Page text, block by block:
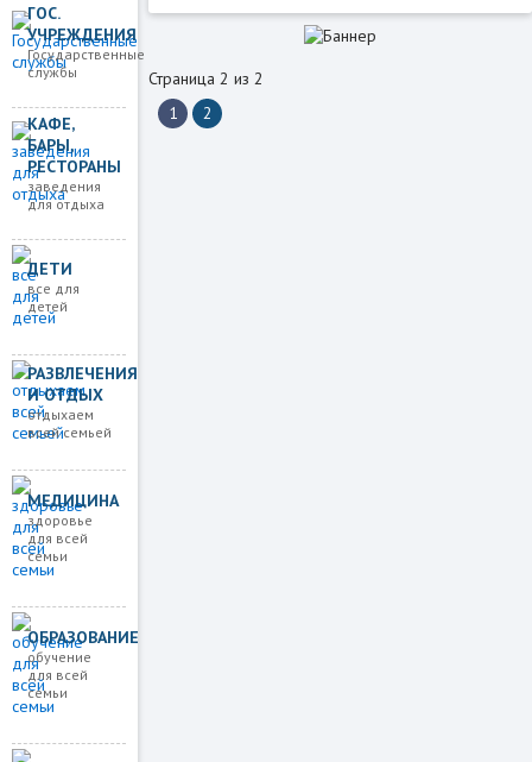
ГОС.
УЧРЕЖДЕНИЯ
Государственные
службы
КАФЕ,
БАРЫ,
РЕСТОРАНЫ
заведения
для отдыха
ДЕТИ
все для
детей
РАЗВЛЕЧЕНИЯ
И ОТДЫХ
отдыхаем
всей семьей
МЕДИЦИНА
здоровье
для всей
семьи
ОБРАЗОВАНИЕ
обучение
для всей
семьи
Страница 2 из 2
1
2